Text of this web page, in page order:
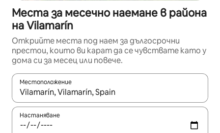
Места за месечно наемане в района
на Vilamarín
Открийте места под наем за дългосрочни
престои, които ви карат да се чувствате като у
дома си за месец или повече.
Местоположение
Когато резултатите се покажат, използвайте
Настаняване